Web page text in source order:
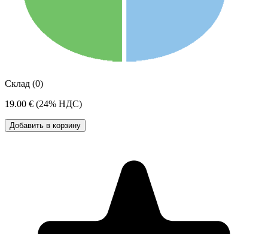
Склад (0)
19.00 € (24% НДС)
Добавить в корзину